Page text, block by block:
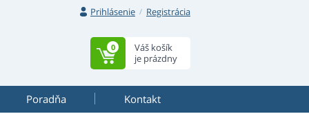
Prihlásenie Registrácia
Váš košík
je prázdny
0
Poradňa Kontakt